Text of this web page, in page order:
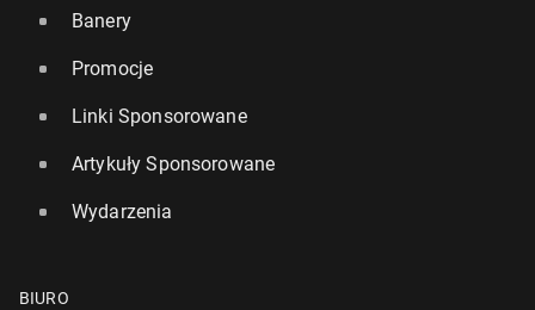
Banery
Promocje
Linki Sponsorowane
Artykuły Sponsorowane
Wydarzenia
BIURO